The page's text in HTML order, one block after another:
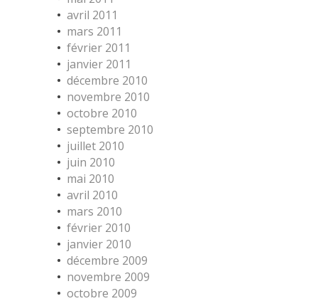
avril 2011
mars 2011
février 2011
janvier 2011
décembre 2010
novembre 2010
octobre 2010
septembre 2010
juillet 2010
juin 2010
mai 2010
avril 2010
mars 2010
février 2010
janvier 2010
décembre 2009
novembre 2009
octobre 2009